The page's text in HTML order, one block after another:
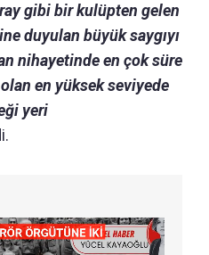
gibi bir kulüpten gelen
duyulan büyük saygıyı
nihayetinde en çok süre
en yüksek seviyede
yeri